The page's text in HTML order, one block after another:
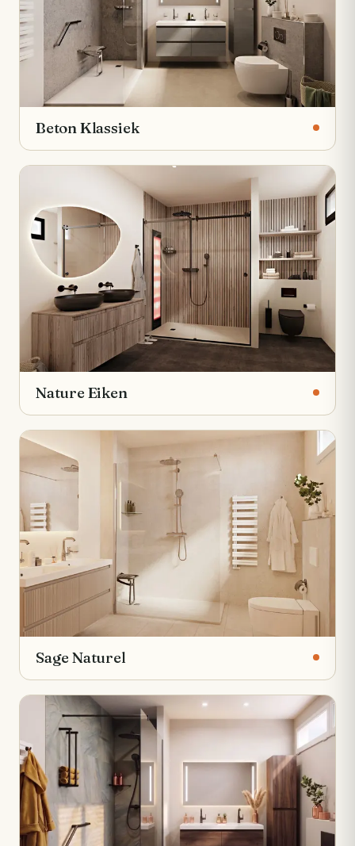
Beton Klassiek
Nature Eiken
Sage Naturel